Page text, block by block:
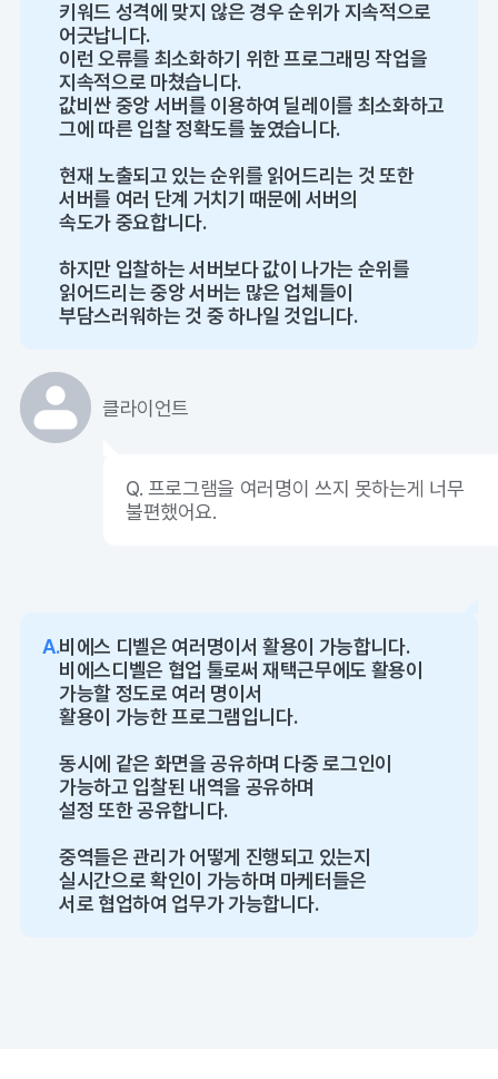
키워드 성격에 맞지 않은 경우 순위가 지속적으로
어긋납니다.
이런 오류를 최소화하기 위한 프로그래밍 작업을
지속적으로 마쳤습니다.
값비싼 중앙 서버를 이용하여 딜레이를 최소화하고
그에 따른 입찰 정확도를 높였습니다.
현재 노출되고 있는 순위를 읽어드리는 것 또한
서버를 여러 단계 거치기 때문에 서버의
속도가 중요합니다.
하지만 입찰하는 서버보다 값이 나가는 순위를
읽어드리는 중앙 서버는 많은 업체들이
부담스러워하는 것 중 하나일 것입니다.
클라이언트
Q. 프로그램을 여러명이 쓰지 못하는게 너무
불편했어요.
A.비에스 디벨은 여러명이서 활용이 가능합니다.
비에스디벨은 협업 툴로써 재택근무에도 활용이
가능할 정도로 여러 명이서
활용이 가능한 프로그램입니다.
동시에 같은 화면을 공유하며 다중 로그인이
가능하고 입찰된 내역을 공유하며
설정 또한 공유합니다.
중역들은 관리가 어떻게 진행되고 있는지
실시간으로 확인이 가능하며 마케터들은
서로 협업하여 업무가 가능합니다.